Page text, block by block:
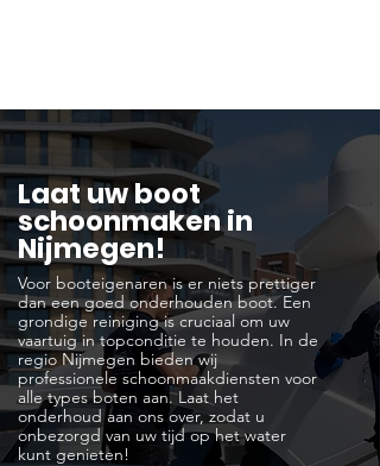
Laat uw boot
schoonmaken in
Nijmegen!
Voor booteigenaren is er niets prettiger
dan een goed onderhouden boot. Een
grondige reiniging is cruciaal om uw
vaartuig in topconditie te houden. In de
regio Nijmegen bieden wij
professionele schoonmaakdiensten voor
alle types boten aan. Laat het
onderhoud aan ons over, zodat u
onbezorgd van uw tijd op het water
kunt genieten!